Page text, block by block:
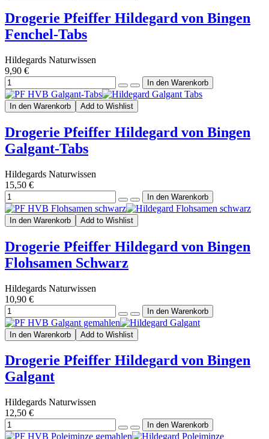
Drogerie Pfeiffer Hildegard von Bingen
Fenchel-Tabs
Hildegards Naturwissen
9,90 €
In den Warenkorb Add to Wishlist
Drogerie Pfeiffer Hildegard von Bingen
Galgant-Tabs
Hildegards Naturwissen
15,50 €
In den Warenkorb Add to Wishlist
Drogerie Pfeiffer Hildegard von Bingen
Flohsamen Schwarz
Hildegards Naturwissen
10,90 €
In den Warenkorb Add to Wishlist
Drogerie Pfeiffer Hildegard von Bingen
Galgant
Hildegards Naturwissen
12,50 €